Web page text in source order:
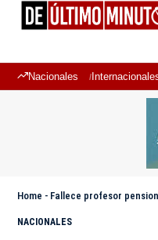
Nacionales
Home - Fallece profesor
NACIONALES